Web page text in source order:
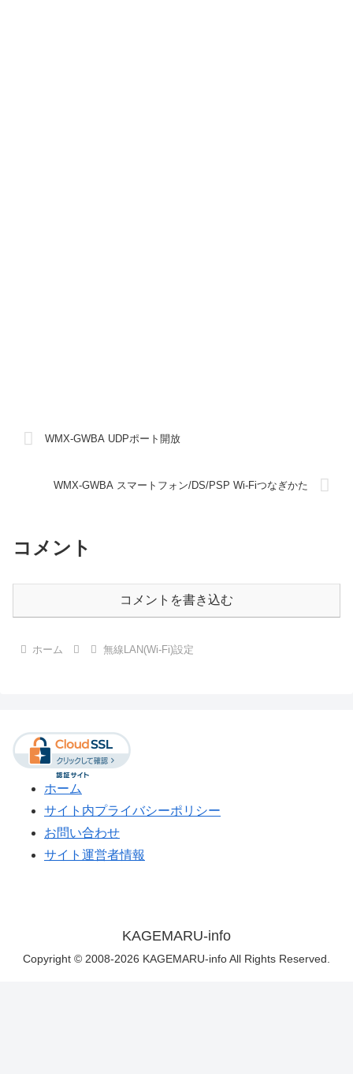
WMX-GWBA UDPポート開放
WMX-GWBA スマートフォン/DS/PSP Wi-Fiつなぎかた
コメント
コメントを書き込む
ホーム 無線LAN(Wi-Fi)設定
ホーム
サイト内プライバシーポリシー
お問い合わせ
サイト運営者情報
KAGEMARU-info
Copyright © 2008-2026 KAGEMARU-info All Rights Reserved.